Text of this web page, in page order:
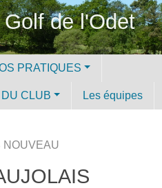
de l'Odet
PRATIQUES
CLUB Les équipes
NOUVEAU